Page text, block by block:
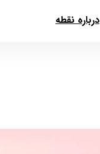
درباره نقطه